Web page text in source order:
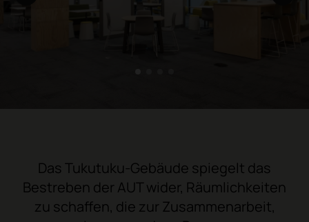
Das Tukutuku-Gebäude spiegelt das
Bestreben der AUT wider, Räumlichkeiten
zu schaffen, die zur Zusammenarbeit,